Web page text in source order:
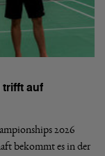
auf
2026
bekommt es in der